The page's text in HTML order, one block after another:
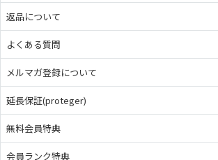
返品について
よくある質問
メルマガ登録について
延長保証(proteger)
無料会員特典
会員ランク特典